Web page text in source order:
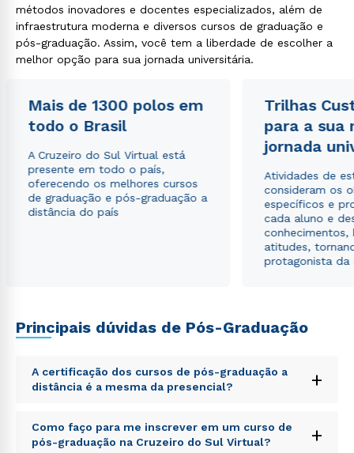
métodos inovadores e docentes especializados, além de
infraestrutura moderna e diversos cursos de graduação e
pós-graduação. Assim, você tem a liberdade de escolher a
melhor opção para sua jornada universitária.
Mais de 1300 polos em
todo o Brasil
A Cruzeiro do Sul Virtual está
presente em todo o país,
oferecendo os melhores cursos
de graduação e pós-graduação a
distância do país
Trilhas
para a sua
jornada
Atividades de
consideram os
específicos e
cada aluno e
conhecimentos,
atitudes,
protagonista da
Principais dúvidas de Pós-Graduação
A certificação dos cursos de pós-graduação a
distância é a mesma da presencial?
+
Sed ut perspiciatis unde omnis iste natus error sit
voluptatem accusantium doloremque laudantium,
Como faço para me inscrever em um curso de
pós-graduação na Cruzeiro do Sul Virtual?
+
Estou de acordo com aPolítica de Privacidade.e
autorizo que meus dados sejam utilizados para o
envio de conteúdos da Cruzeiro do Sul.